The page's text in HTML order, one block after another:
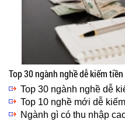
Top 30 ngành nghề dễ kiếm
Top 30 ngành nghề dễ
Top 10 nghề mới dễ
Ngành gì có thu nhập